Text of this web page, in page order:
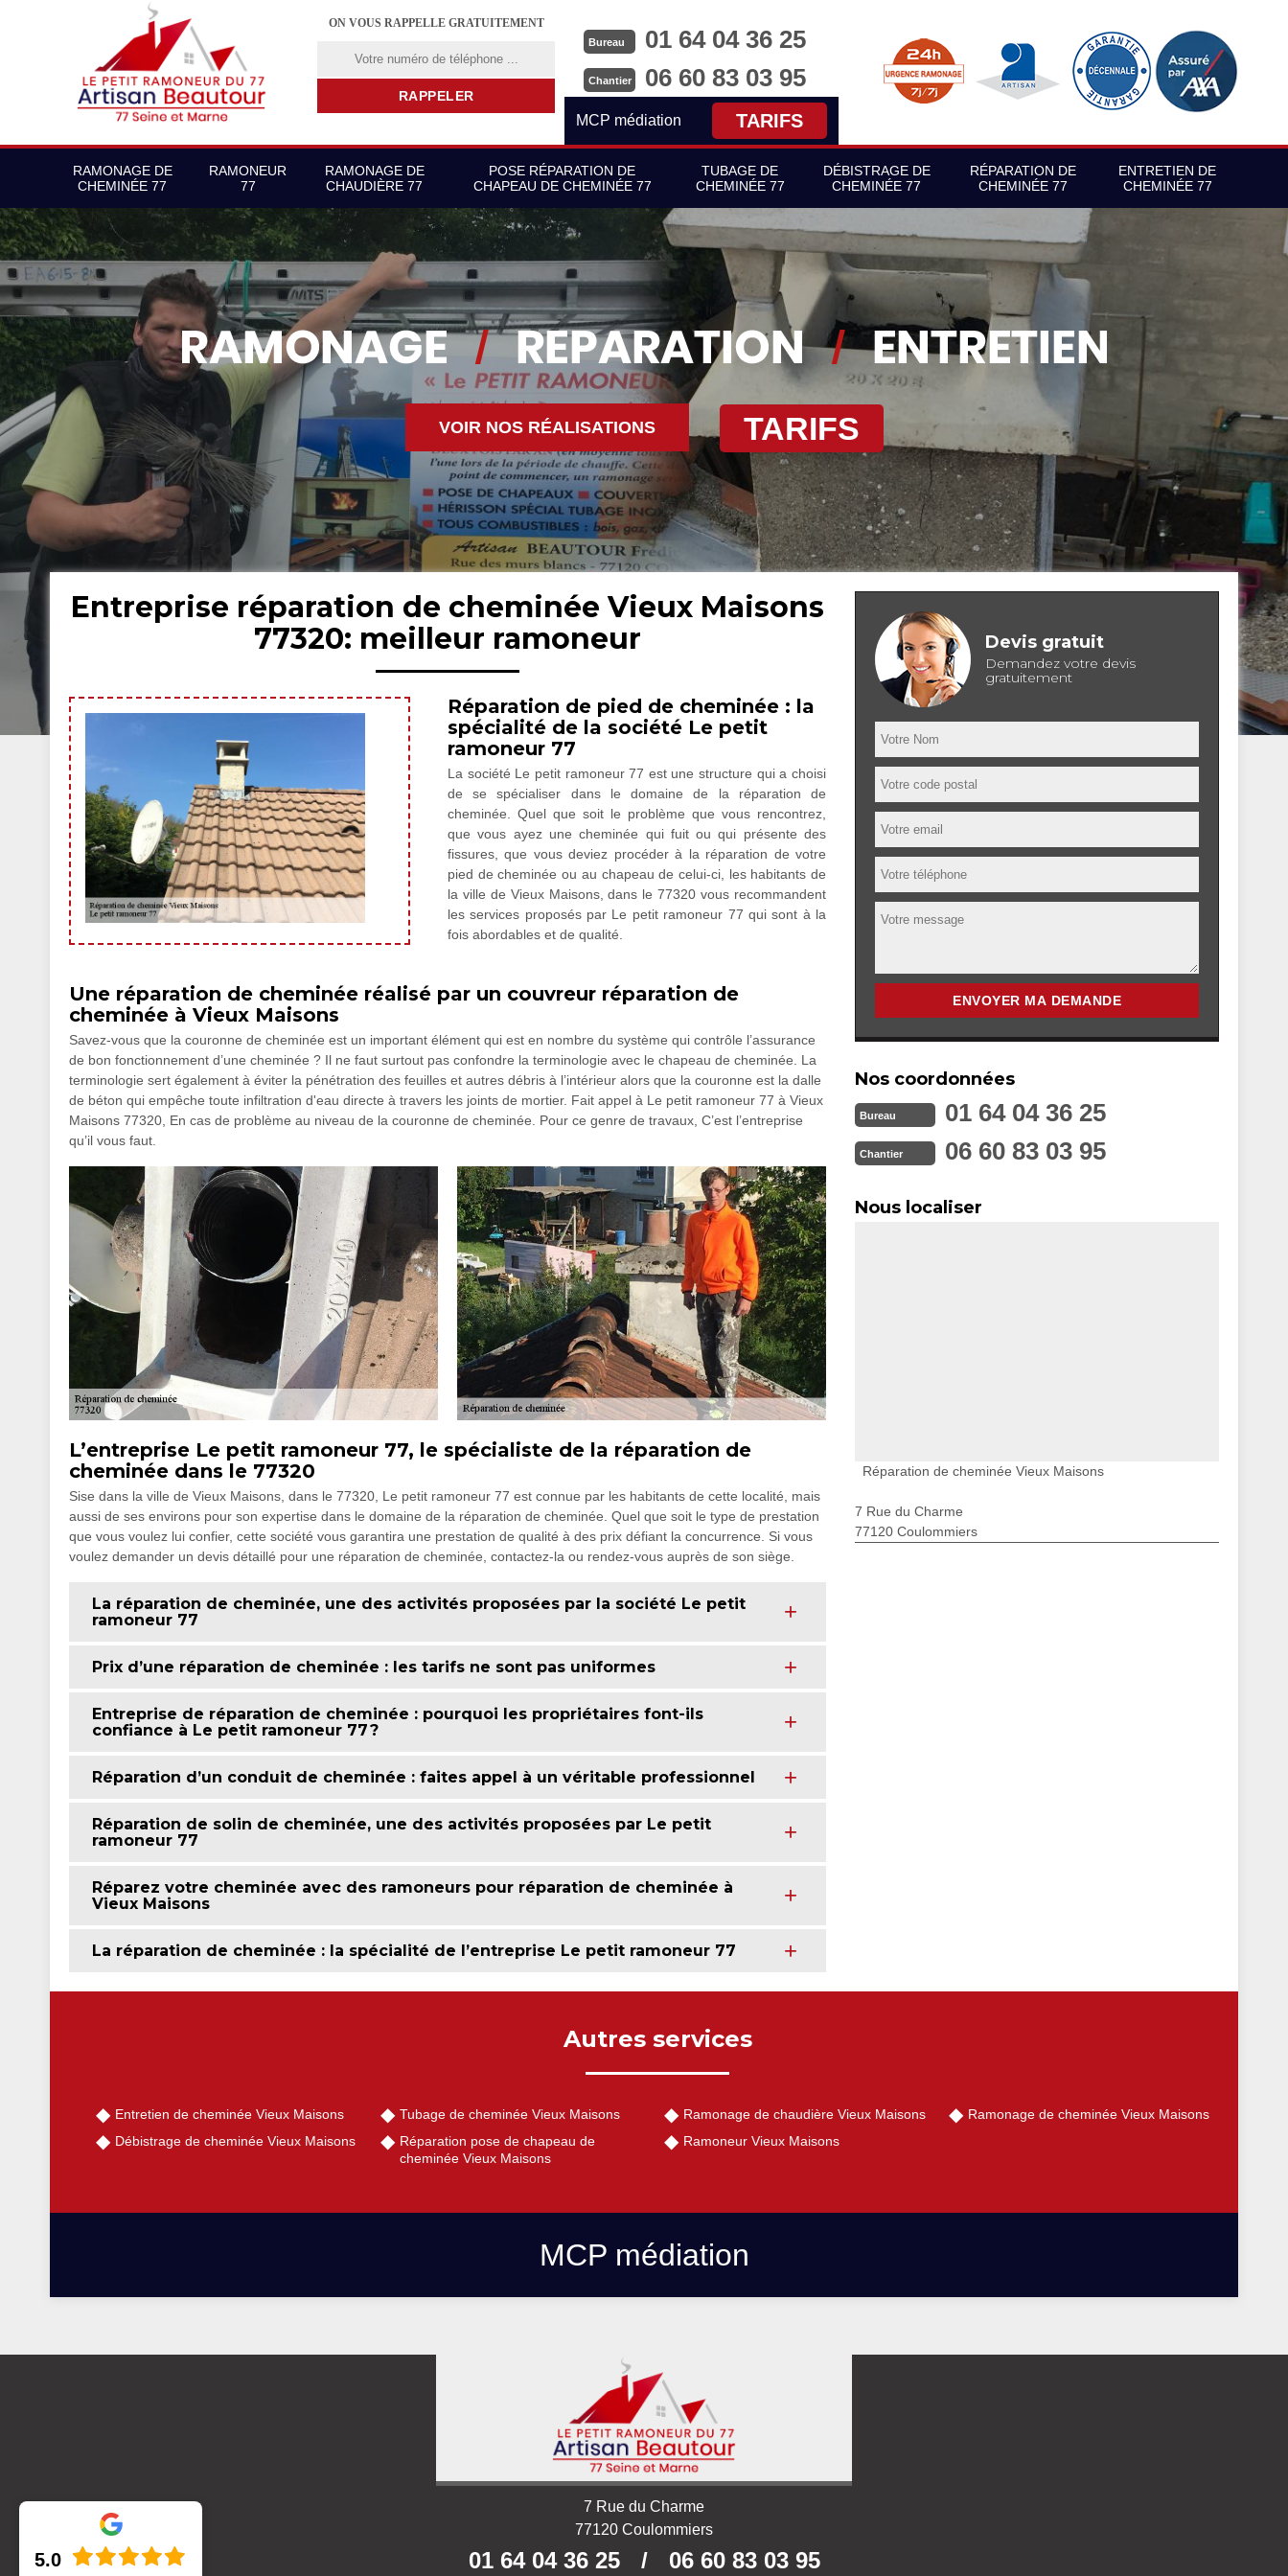
ON VOUS RAPPELLE GRATUITEMENT
Bureau 01 64 04 36 25
Chantier 06 60 83 03 95
MCP médiation TARIFS
RAMONAGE DE
CHEMINÉE 77
RAMONEUR
77
RAMONAGE DE
CHAUDIÈRE 77
POSE RÉPARATION DE
CHAPEAU DE CHEMINÉE 77
TUBAGE DE
CHEMINÉE 77
DÉBISTRAGE DE
CHEMINÉE 77
RÉPARATION DE
CHEMINÉE 77
ENTRETIEN DE
CHEMINÉE 77
VOIR NOS RÉALISATIONS TARIFS
Entreprise réparation de cheminée Vieux Maisons
77320: meilleur ramoneur
Réparation de pied de cheminée : la
spécialité de la société Le petit
ramoneur 77
La société Le petit ramoneur 77 est une structure qui a choisi
de se spécialiser dans le domaine de la réparation de
cheminée. Quel que soit le problème que vous rencontrez,
que vous ayez une cheminée qui fuit ou qui présente des
fissures, que vous deviez procéder à la réparation de votre
pied de cheminée ou au chapeau de celui-ci, les habitants de
la ville de Vieux Maisons, dans le 77320 vous recommandent
les services proposés par Le petit ramoneur 77 qui sont à la
fois abordables et de qualité.
Une réparation de cheminée réalisé par un couvreur réparation de
cheminée à Vieux Maisons
Savez-vous que la couronne de cheminée est un important élément qui est en nombre du système qui contrôle l’assurance
de bon fonctionnement d’une cheminée ? Il ne faut surtout pas confondre la terminologie avec le chapeau de cheminée. La
terminologie sert également à éviter la pénétration des feuilles et autres débris à l’intérieur alors que la couronne est la dalle
de béton qui empêche toute infiltration d'eau directe à travers les joints de mortier. Fait appel à Le petit ramoneur 77 à Vieux
Maisons 77320, En cas de problème au niveau de la couronne de cheminée. Pour ce genre de travaux, C’est l’entreprise
qu’il vous faut.
L’entreprise Le petit ramoneur 77, le spécialiste de la réparation de
cheminée dans le 77320
Sise dans la ville de Vieux Maisons, dans le 77320, Le petit ramoneur 77 est connue par les habitants de cette localité, mais
aussi de ses environs pour son expertise dans le domaine de la réparation de cheminée. Quel que soit le type de prestation
que vous voulez lui confier, cette société vous garantira une prestation de qualité à des prix défiant la concurrence. Si vous
voulez demander un devis détaillé pour une réparation de cheminée, contactez-la ou rendez-vous auprès de son siège.
La réparation de cheminée, une des activités proposées par la société Le petit
ramoneur 77
Prix d’une réparation de cheminée : les tarifs ne sont pas uniformes
Entreprise de réparation de cheminée : pourquoi les propriétaires font-ils
confiance à Le petit ramoneur 77 ?
Réparation d’un conduit de cheminée : faites appel à un véritable professionnel
Réparation de solin de cheminée, une des activités proposées par Le petit
ramoneur 77
Réparez votre cheminée avec des ramoneurs pour réparation de cheminée à
Vieux Maisons
La réparation de cheminée : la spécialité de l’entreprise Le petit ramoneur 77
Devis gratuit
Demandez votre devis
gratuitement
Nos coordonnées
Bureau 01 64 04 36 25
Chantier 06 60 83 03 95
Nous localiser
Réparation de cheminée Vieux Maisons
7 Rue du Charme
77120 Coulommiers
Autres services
Entretien de cheminée Vieux Maisons
Débistrage de cheminée Vieux Maisons
Tubage de cheminée Vieux Maisons
Réparation pose de chapeau de
cheminée Vieux Maisons
Ramonage de chaudière Vieux Maisons
Ramoneur Vieux Maisons
Ramonage de cheminée Vieux Maisons
MCP médiation
7 Rue du Charme
77120 Coulommiers
01 64 04 36 25 / 06 60 83 03 95
5.0